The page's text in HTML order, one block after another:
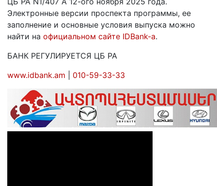
Электронные версии проспекта программы, ее
заполнение и основные условия выпуска можно
найти на официальном сайте IDBank-а.
БАНК РЕГУЛИРУЕТСЯ ЦБ РА
www.idbank.am
010-59-33-33